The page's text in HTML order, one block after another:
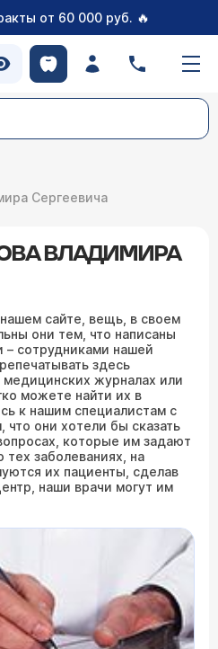
от 60 000 руб. 🔥
Сергеевича
ВЛАДИМИРА
сайте, вещь, в своем
они тем, что написаны
сотрудниками нашей
здесь
журналах или
можете найти их в
к нашим специалистам с
что они хотели бы сказать
которые им задают
тех заболеваниях, на
их пациенты, сделав
наши врачи могут им